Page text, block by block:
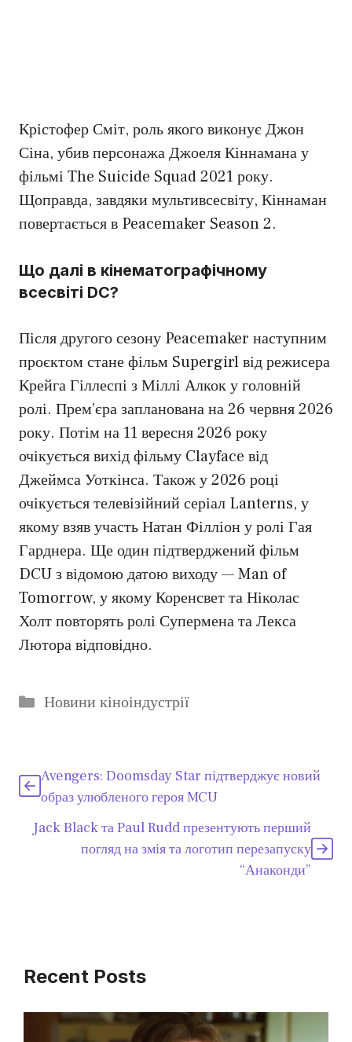
Крістофер Сміт, роль якого виконує Джон
Сіна, убив персонажа Джоеля Кіннамана у
фільмі The Suicide Squad 2021 року.
Щоправда, завдяки мультивсесвіту, Кіннаман
повертається в Peacemaker Season 2.
Що далі в кінематографічному
всесвіті DC?
Після другого сезону Peacemaker наступним
проєктом стане фільм Supergirl від режисера
Крейга Гіллеспі з Міллі Алкок у головній
ролі. Прем’єра запланована на 26 червня 2026
року. Потім на 11 вересня 2026 року
очікується вихід фільму Clayface від
Джеймса Уоткінса. Також у 2026 році
очікується телевізійний серіал Lanterns, у
якому взяв участь Натан Філліон у ролі Гая
Гарднера. Ще один підтверджений фільм
DCU з відомою датою виходу — Man of
Tomorrow, у якому Коренсвет та Ніколас
Холт повторять ролі Супермена та Лекса
Лютора відповідно.
Категорії
Новини кіноіндустрії
Avengers: Doomsday Star підтверджує новий
образ улюбленого героя MCU
Jack Black та Paul Rudd презентують перший
погляд на змія та логотип перезапуску
“Анаконди”
Recent Posts